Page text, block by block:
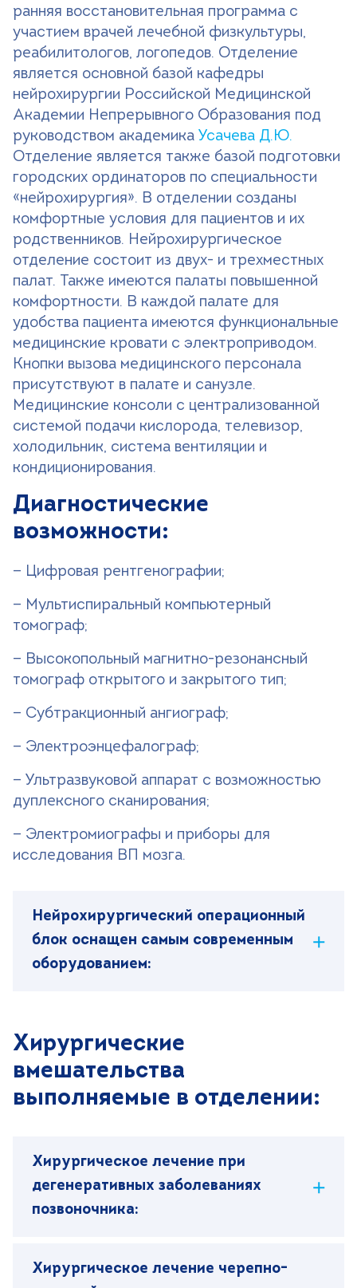
ранняя восстановительная программа с
участием врачей лечебной физкультуры,
реабилитологов, логопедов. Отделение
является основной базой кафедры
нейрохирургии Российской Медицинской
Академии Непрерывного Образования под
руководством академика Усачева Д.Ю.
Отделение является также базой подготовки
городских ординаторов по специальности
«нейрохирургия». В отделении созданы
комфортные условия для пациентов и их
родственников. Нейрохирургическое
отделение состоит из двух- и трехместных
палат. Также имеются палаты повышенной
комфортности. В каждой палате для
удобства пациента имеются функциональные
медицинские кровати с электроприводом.
Кнопки вызова медицинского персонала
присутствуют в палате и санузле.
Медицинские консоли с централизованной
системой подачи кислорода, телевизор,
холодильник, система вентиляции и
кондиционирования.
Диагностические
возможности:
— Цифровая рентгенографии;
— Мультиспиральный компьютерный
томограф;
— Высокопольный магнитно-резонансный
томограф открытого и закрытого тип;
— Субтракционный ангиограф;
— Электроэнцефалограф;
— Ультразвуковой аппарат с возможностью
дуплексного сканирования;
— Электромиографы и приборы для
исследования ВП мозга.
Нейрохирургический операционный
блок оснащен самым современным
оборудованием:
Хирургические
вмешательства
выполняемые в отделении:
Хирургическое лечение при
дегенеративных заболеваниях
позвоночника:
Хирургическое лечение черепно-